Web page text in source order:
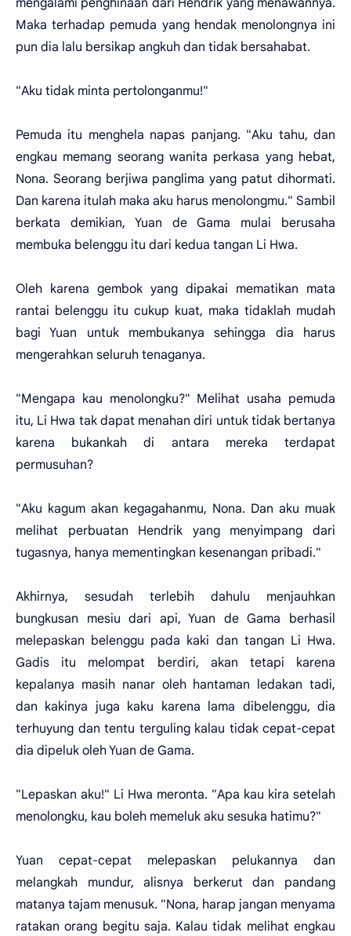
mengalami penghinaan dari Hendrik yang menawannya.
Maka terhadap pemuda yang hendak menolongnya ini
pun dia lalu bersikap angkuh dan tidak bersahabat.
"Aku tidak minta pertolonganmu!"
Pemuda itu menghela napas panjang. "Aku tahu, dan
engkau memang seorang wanita perkasa yang hebat,
Nona. Seorang berjiwa panglima yang patut dihormati.
Dan karena itulah maka aku harus menolongmu." Sambil
berkata demikian, Yuan de Gama mulai berusaha
membuka belenggu itu dari kedua tangan Li Hwa.
Oleh karena gembok yang dipakai mematikan mata
rantai belenggu itu cukup kuat, maka tidaklah mudah
bagi Yuan untuk membukanya sehingga dia harus
mengerahkan seluruh tenaganya.
"Mengapa kau menolongku?" Melihat usaha pemuda
itu, Li Hwa tak dapat menahan diri untuk tidak bertanya
karena bukankah di antara mereka terdapat
permusuhan?
"Aku kagum akan kegagahanmu, Nona. Dan aku muak
melihat perbuatan Hendrik yang menyimpang dari
tugasnya, hanya mementingkan kesenangan pribadi."
Akhirnya, sesudah terlebih dahulu menjauhkan
bungkusan mesiu dari api, Yuan de Gama berhasil
melepaskan belenggu pada kaki dan tangan Li Hwa.
Gadis itu melompat berdiri, akan tetapi karena
kepalanya masih nanar oleh hantaman ledakan tadi,
dan kakinya juga kaku karena lama dibelenggu, dia
terhuyung dan tentu terguling kalau tidak cepat-cepat
dia dipeluk oleh Yuan de Gama.
"Lepaskan aku!" Li Hwa meronta. "Apa kau kira setelah
menolongku, kau boleh memeluk aku sesuka hatimu?"
Yuan cepat-cepat melepaskan pelukannya dan
melangkah mundur, alisnya berkerut dan pandang
matanya tajam menusuk. "Nona, harap jangan menyama
ratakan orang begitu saja. Kalau tidak melihat engkau